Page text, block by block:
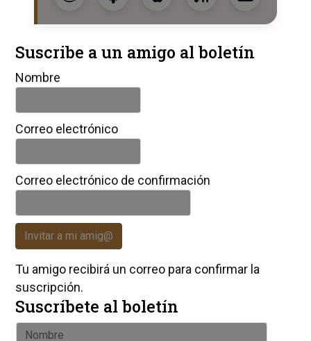
Suscribe a un amigo al boletín
Nombre
Correo electrónico
Correo electrónico de confirmación
Invitar a mi amig@
Tu amigo recibirá un correo para confirmar la
suscripción.
Suscríbete al boletín